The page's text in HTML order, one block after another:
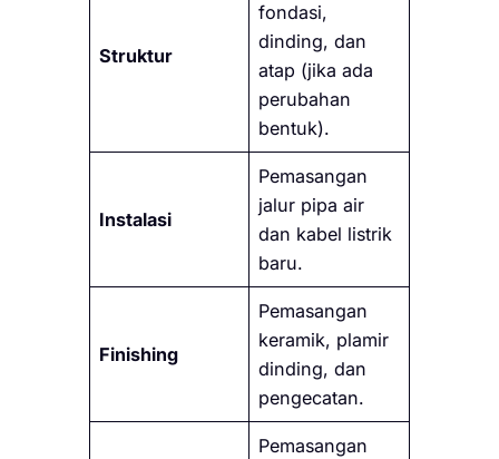
Struktur
fondasi,
dinding, dan
atap (jika ada
perubahan
bentuk).
Instalasi
Pemasangan
jalur pipa air
dan kabel listrik
baru.
Finishing
Pemasangan
keramik, plamir
dinding, dan
pengecatan.
Pemasangan